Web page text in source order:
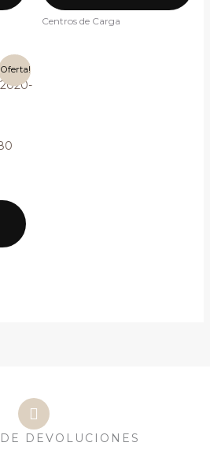
Centros de Carga
DEVOLUCIONES